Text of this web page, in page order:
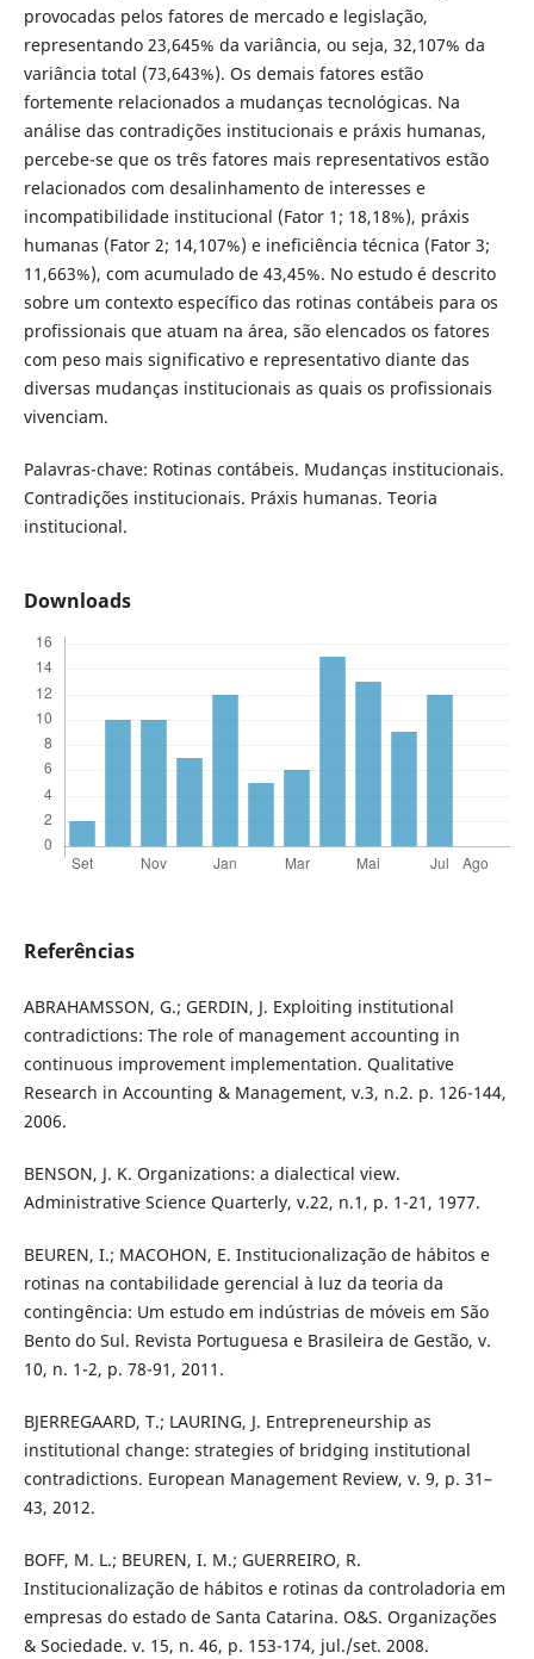
provocadas pelos fatores de mercado e legislação,
representando 23,645% da variância, ou seja, 32,107% da
variância total (73,643%). Os demais fatores estão
fortemente relacionados a mudanças tecnológicas. Na
análise das contradições institucionais e práxis humanas,
percebe-se que os três fatores mais representativos estão
relacionados com desalinhamento de interesses e
incompatibilidade institucional (Fator 1; 18,18%), práxis
humanas (Fator 2; 14,107%) e ineficiência técnica (Fator 3;
11,663%), com acumulado de 43,45%. No estudo é descrito
sobre um contexto específico das rotinas contábeis para os
profissionais que atuam na área, são elencados os fatores
com peso mais significativo e representativo diante das
diversas mudanças institucionais as quais os profissionais
vivenciam.
Palavras-chave: Rotinas contábeis. Mudanças institucionais.
Contradições institucionais. Práxis humanas. Teoria
institucional.
Downloads
Referências
ABRAHAMSSON, G.; GERDIN, J. Exploiting institutional
contradictions: The role of management accounting in
continuous improvement implementation. Qualitative
Research in Accounting & Management, v.3, n.2. p. 126-144,
2006.
BENSON, J. K. Organizations: a dialectical view.
Administrative Science Quarterly, v.22, n.1, p. 1-21, 1977.
BEUREN, I.; MACOHON, E. Institucionalização de hábitos e
rotinas na contabilidade gerencial à luz da teoria da
contingência: Um estudo em indústrias de móveis em São
Bento do Sul. Revista Portuguesa e Brasileira de Gestão, v.
10, n. 1-2, p. 78-91, 2011.
BJERREGAARD, T.; LAURING, J. Entrepreneurship as
institutional change: strategies of bridging institutional
contradictions. European Management Review, v. 9, p. 31–
43, 2012.
BOFF, M. L.; BEUREN, I. M.; GUERREIRO, R.
Institucionalização de hábitos e rotinas da controladoria em
empresas do estado de Santa Catarina. O&S. Organizações
& Sociedade. v. 15, n. 46, p. 153-174, jul./set. 2008.